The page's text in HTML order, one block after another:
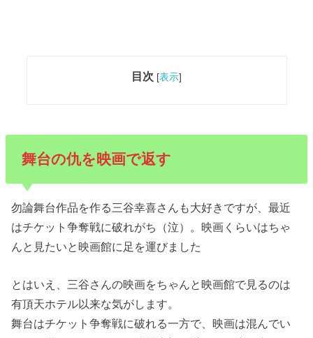
目次 [表示]
舞台の仇を映画で返す
勿論舞台作品を作る三谷幸喜さんも大好きですが、最近
はチケット争奪戦に破れがち（泣）。映画くらいはちゃ
んと見たいと映画館に足を運びました
とはいえ、三谷さんの映画をちゃんと映画館で見るのは
有頂天ホテル以来な気がします。
舞台はチケット争奪戦に破れる一方で、映画は混んでい